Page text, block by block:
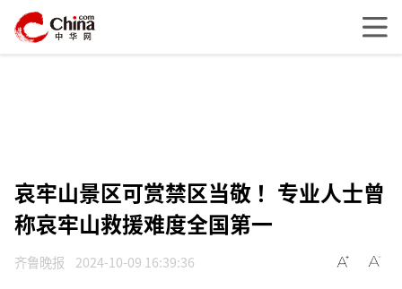
哀牢山景区可赏禁区当敬 ！专业人士曾
称哀牢山救援难度全国第一
齐鲁晚报 2024-10-09 16:39:36